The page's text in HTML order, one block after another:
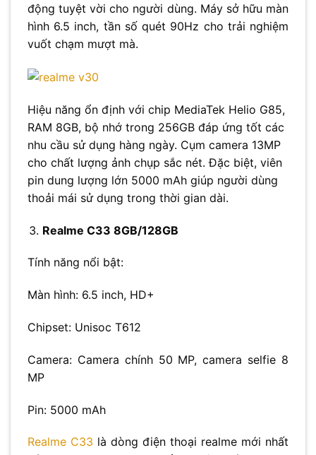
động tuyệt vời cho người dùng. Máy sở hữu màn
hình 6.5 inch, tần số quét 90Hz cho trải nghiệm
vuốt chạm mượt mà.
Hiệu năng ổn định với chip MediaTek Helio G85,
RAM 8GB, bộ nhớ trong 256GB đáp ứng tốt các
nhu cầu sử dụng hàng ngày. Cụm camera 13MP
cho chất lượng ảnh chụp sắc nét. Đặc biệt, viên
pin dung lượng lớn 5000 mAh giúp người dùng
thoải mái sử dụng trong thời gian dài.
Realme C33 8GB/128GB
Tính năng nổi bật:
Màn hình: 6.5 inch, HD+
Chipset: Unisoc T612
Camera: Camera chính 50 MP, camera selfie 8
MP
Pin: 5000 mAh
Realme C33 là dòng điện thoại realme mới nhất